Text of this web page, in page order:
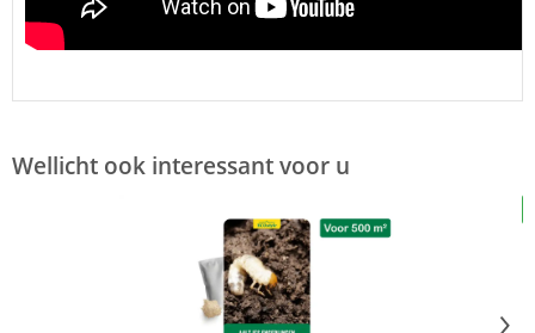
Wellicht ook interessant voor u